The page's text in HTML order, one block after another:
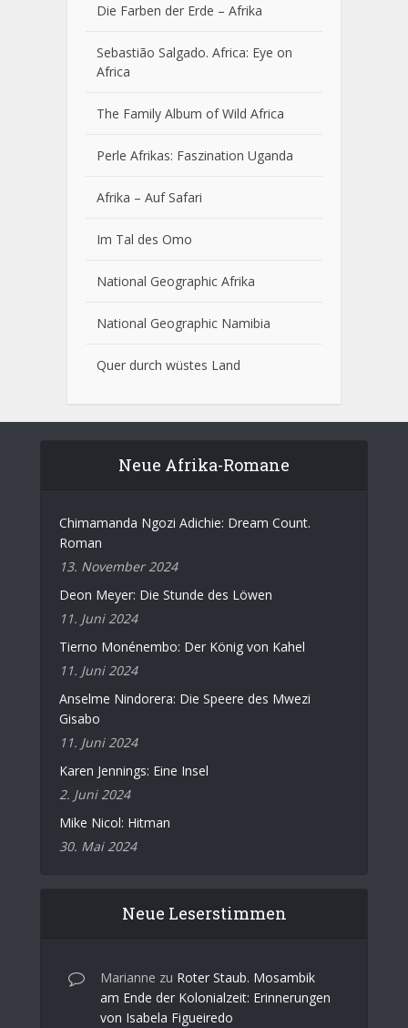
Die Farben der Erde – Afrika
Sebastião Salgado. Africa: Eye on
Africa
The Family Album of Wild Africa
Perle Afrikas: Faszination Uganda
Afrika – Auf Safari
Im Tal des Omo
National Geographic Afrika
National Geographic Namibia
Quer durch wüstes Land
Neue Afrika-Romane
Chimamanda Ngozi Adichie: Dream Count.
Roman
13. November 2024
Deon Meyer: Die Stunde des Löwen
11. Juni 2024
Tierno Monénembo: Der König von Kahel
11. Juni 2024
Anselme Nindorera: Die Speere des Mwezi
Gisabo
11. Juni 2024
Karen Jennings: Eine Insel
2. Juni 2024
Mike Nicol: Hitman
30. Mai 2024
Neue Leserstimmen
Marianne zu Roter Staub. Mosambik
am Ende der Kolonialzeit: Erinnerungen
von Isabela Figueiredo